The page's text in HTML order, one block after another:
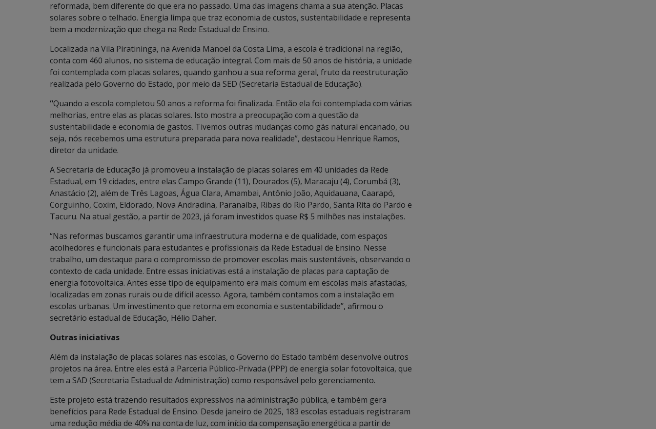
reformada, bem diferente do que era no passado. Uma das imagens chama a sua atenção. Placas
solares sobre o telhado. Energia limpa que traz economia de custos, sustentabilidade e representa
bem a modernização que chega na Rede Estadual de Ensino.
Localizada na Vila Piratininga, na Avenida Manoel da Costa Lima, a escola é tradicional na região,
conta com 460 alunos, no sistema de educação integral. Com mais de 50 anos de história, a unidade
foi contemplada com placas solares, quando ganhou a sua reforma geral, fruto da reestruturação
realizada pelo Governo do Estado, por meio da SED (Secretaria Estadual de Educação).
“Quando a escola completou 50 anos a reforma foi finalizada. Então ela foi contemplada com várias
melhorias, entre elas as placas solares. Isto mostra a preocupação com a questão da
sustentabilidade e economia de gastos. Tivemos outras mudanças como gás natural encanado, ou
seja, nós recebemos uma estrutura preparada para nova realidade”, destacou Henrique Ramos,
diretor da unidade.
A Secretaria de Educação já promoveu a instalação de placas solares em 40 unidades da Rede
Estadual, em 19 cidades, entre elas Campo Grande (11), Dourados (5), Maracaju (4), Corumbá (3),
Anastácio (2), além de Três Lagoas, Água Clara, Amambai, Antônio João, Aquidauana, Caarapó,
Corguinho, Coxim, Eldorado, Nova Andradina, Paranaíba, Ribas do Rio Pardo, Santa Rita do Pardo e
Tacuru. Na atual gestão, a partir de 2023, já foram investidos quase R$ 5 milhões nas instalações.
“Nas reformas buscamos garantir uma infraestrutura moderna e de qualidade, com espaços
acolhedores e funcionais para estudantes e profissionais da Rede Estadual de Ensino. Nesse
trabalho, um destaque para o compromisso de promover escolas mais sustentáveis, observando o
contexto de cada unidade. Entre essas iniciativas está a instalação de placas para captação de
energia fotovoltaica. Antes esse tipo de equipamento era mais comum em escolas mais afastadas,
localizadas em zonas rurais ou de difícil acesso. Agora, também contamos com a instalação em
escolas urbanas. Um investimento que retorna em economia e sustentabilidade”, afirmou o
secretário estadual de Educação, Hélio Daher.
Outras iniciativas
Além da instalação de placas solares nas escolas, o Governo do Estado também desenvolve outros
projetos na área. Entre eles está a Parceria Público-Privada (PPP) de energia solar fotovoltaica, que
tem a SAD (Secretaria Estadual de Administração) como responsável pelo gerenciamento.
Este projeto está trazendo resultados expressivos na administração pública, e também gera
benefícios para Rede Estadual de Ensino. Desde janeiro de 2025, 183 escolas estaduais registraram
uma redução média de 40% na conta de luz, com início da compensação energética a partir de